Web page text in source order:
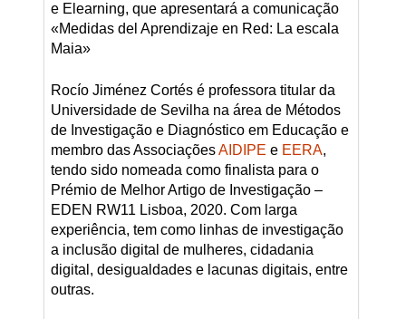
e Elearning, que apresentará a comunicação
«Medidas del Aprendizaje en Red: La escala
Maia»
Rocío Jiménez Cortés é professora titular da
Universidade de Sevilha na área de Métodos
de Investigação e Diagnóstico em Educação e
membro das AssociaçõesAIDIPE e EERA,
tendo sido nomeada como finalista para o
Prémio de Melhor Artigo de Investigação –
EDEN RW11 Lisboa, 2020. Com larga
experiência, tem como linhas de investigação
a inclusão digital de mulheres, cidadania
digital, desigualdades e lacunas digitais, entre
outras.